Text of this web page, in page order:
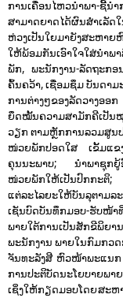
ການເຄື່ອນໄຫວນໍາພາ-ຊີ້ນໍ
ສາມາດຍາດໄດ້ຜົນສໍາເລັ
ຫ່ວງເປັນໃຍມາຍັງສະຫາ
ໃຫ້ພ້ອມກັນເອົາໃຈໃສ່ນໍາ
ພັກ, ພະນັກງານ-ລັດຖະກອ
ຄົ້ນຄວ້າ, ເຊື່ອມຊຶມ ບັນດາ
ການຕ່າງໆຂອງລັດວາງອ
ຍຶດໝັ້ນຄວາມສາມັກຄີເປັນ
ວຽກ ຕາມຫຼັກການລວມສູນ
ໜ່ວຍພັກປອດໃສ ເຂັ້ມແ
ຄຸນນະພາບ; ນໍາພາຊຸກຍູ້ອົ
ໜ່ວຍພັກໃຫ້ເປັນປົກກະຕິ;
ແຕ່ລະໄລຍະໃຫ້ບັນລຸຕາມ
ເຊັນບົດບັນທຶກມອບ-ຮັບໜ້
ພາຍໃຕ້ການເປັນສັກຂີພິຍ
ພະນັກງານ ພາຍໃນກົມກວ
ຈັນທະລັງສີ ຫົວໜ້າພະແນກ
ການປະຕິບັດນະໂຍບາຍພ
ເຊິ່ງໃຫ້ກຽດມອບໂດຍ ສະຫ